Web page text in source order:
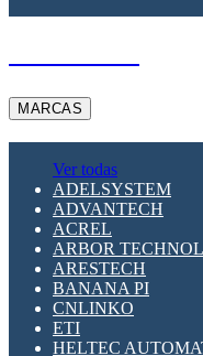
MARCAS
Ver todas
ADELSYSTEM
ADVANTECH
ACREL
ARBOR
ARESTECH
BANANA PI
CNLINKO
ETI
HELTEC